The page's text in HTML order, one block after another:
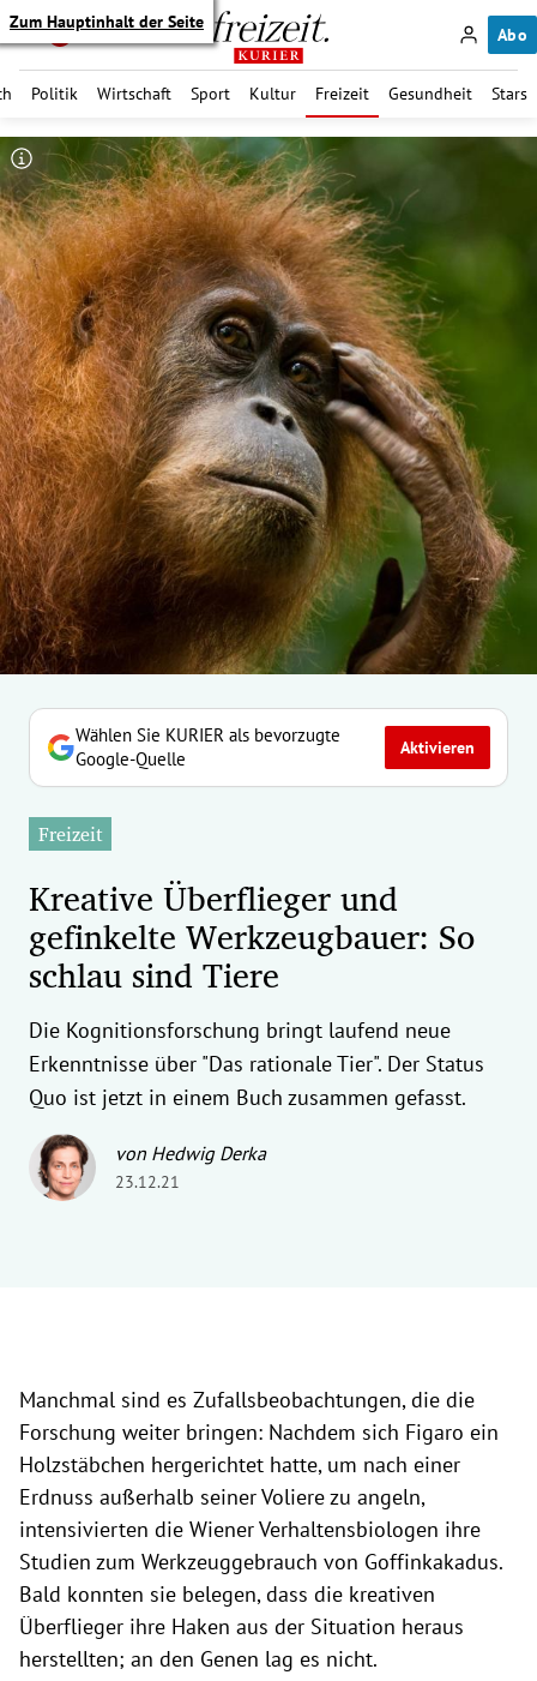
Zum Hauptinhalt der Seite
Abo
Politik Wirtschaft Sport Kultur Freizeit Gesundheit Stars
Untermenü
Untermenü
Untermenü
Untermenü
Untermenü
Untermenü
Untermenü
Untermenü
Untermenü
Untermenü
Wählen Sie KURIER als bevorzugte
Google-Quelle
Aktivieren
Freizeit
Kreative Überflieger und
gefinkelte Werkzeugbauer: So
schlau sind Tiere
Die Kognitionsforschung bringt laufend neue
Erkenntnisse über "Das rationale Tier". Der Status
Quo ist jetzt in einem Buch zusammen gefasst.
von Hedwig Derka
23.12.21
Manchmal sind es Zufallsbeobachtungen, die die
Forschung weiter bringen: Nachdem sich Figaro ein
Holzstäbchen hergerichtet hatte, um nach einer
Erdnuss außerhalb seiner Voliere zu angeln,
intensivierten die Wiener Verhaltensbiologen ihre
Studien zum Werkzeuggebrauch von Goffinkakadus.
Bald konnten sie belegen, dass die kreativen
Überflieger ihre Haken aus der Situation heraus
herstellten; an den Genen lag es nicht.